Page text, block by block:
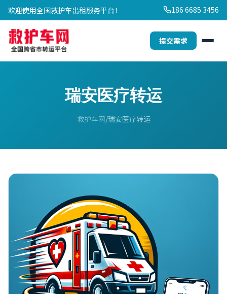
欢迎使用全国救护车出租服务平台！ 186 6685 3456
提交需求
瑞安医疗转运
救护车网 瑞安医疗转运